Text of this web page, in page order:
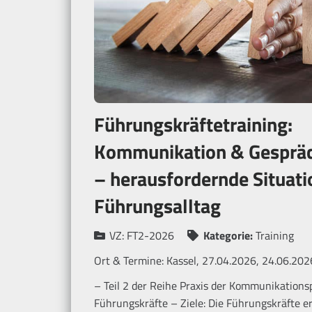
Führungskräftetraining:
Kommunikation &
– herausfordernde
Führungsalltag
VZ: FT2-2026 Kategorie:Training
Ort & Termine: Kassel, 27.04.2026,
– Teil 2 der Reihe Praxis der
Führungskräfte – Ziele: Die Führungskräfte